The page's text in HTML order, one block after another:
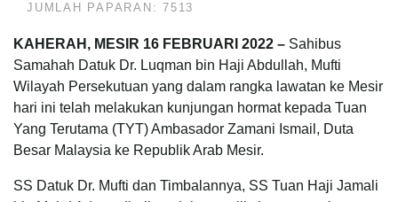
JUMLAH PAPARAN: 7513
KAHERAH, MESIR 16 FEBRUARI 2022 – Sahibus
Samahah Datuk Dr. Luqman bin Haji Abdullah, Mufti
Wilayah Persekutuan yang dalam rangka lawatan ke Mesir
hari ini telah melakukan kunjungan hormat kepada Tuan
Yang Terutama (TYT) Ambasador Zamani Ismail, Duta
Besar Malaysia ke Republik Arab Mesir.
SS Datuk Dr. Mufti dan Timbalannya, SS Tuan Haji Jamali